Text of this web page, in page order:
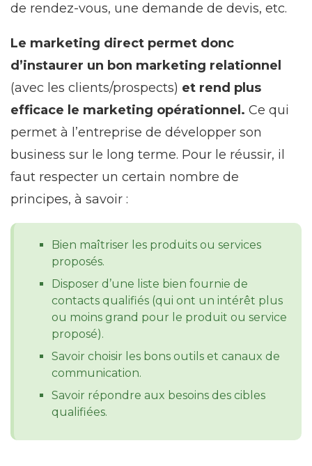
de rendez-vous, une demande de devis, etc.
Le marketing direct permet donc
d’instaurer un bon marketing relationnel
(avec les clients/prospects) et rend plus
efficace le marketing opérationnel. Ce qui
permet à l’entreprise de développer son
business sur le long terme. Pour le réussir, il
faut respecter un certain nombre de
principes, à savoir :
Bien maîtriser les produits ou services
proposés.
Disposer d’une liste bien fournie de
contacts qualifiés (qui ont un intérêt plus
ou moins grand pour le produit ou service
proposé).
Savoir choisir les bons outils et canaux de
communication.
Savoir répondre aux besoins des cibles
qualifiées.